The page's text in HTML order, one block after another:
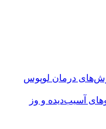
درمان لوپوس